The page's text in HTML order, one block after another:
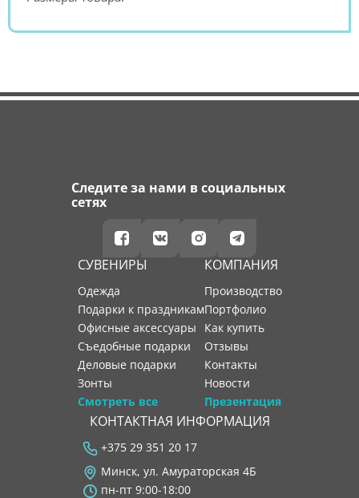
Следите за нами в социальных
сетях
СУВЕНИРЫ
Одежда
Подарки к праздникам
Офисные аксессуары
Съедобные подарки
Деловые подарки
Зонты
Смотреть все
КОМПАНИЯ
производство
портфолио
как купить
отзывы
контакты
новости
Презентация
КОНТАКТНАЯ ИНФОРМАЦИЯ
+375 29 351 20 17
Минск, ул. Амураторская 4Б
пн-пт 9:00-18:00